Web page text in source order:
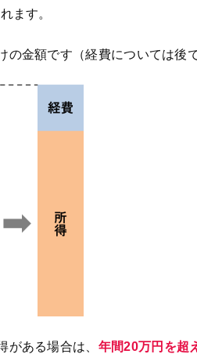
ます。
金額です（経費については後
ある場合は、 年間20万円 を超